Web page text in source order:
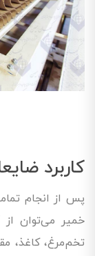
کاربرد
پس از انجام
خمیر می‌توان از
تخم‌مرغ، کاغذ،